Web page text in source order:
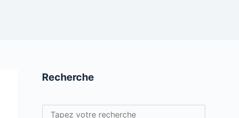
Recherche
Rechercher